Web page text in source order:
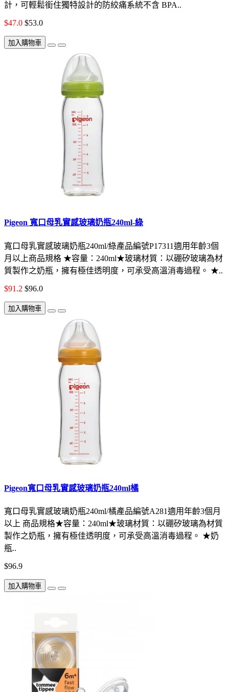
計，可輕鬆銜住獨特設計的防絞痛系統不含 BPA..
$47.0 $53.0
加入購物車
Pigeon 寬口母乳實感玻璃奶瓶240ml-綠
寬口母乳實感玻璃奶瓶240ml/綠產品編號P17311適用年齡3個
月以上商品規格 ★容量：240ml★玻璃材質：以硼矽玻璃為材
質製作之奶瓶，擁有極佳透明度，可承受高溫消毒過程。 ★..
$91.2 $96.0
加入購物車
Pigeon寬口母乳實感玻璃奶瓶240ml橘
寬口母乳實感玻璃奶瓶240ml/橘產品編號A281適用年齡3個月
以上 商品規格★容量：240ml★玻璃材質：以硼矽玻璃為材質
製作之奶瓶，擁有極佳透明度，可承受高溫消毒過程。 ★奶
瓶..
$96.9
加入購物車